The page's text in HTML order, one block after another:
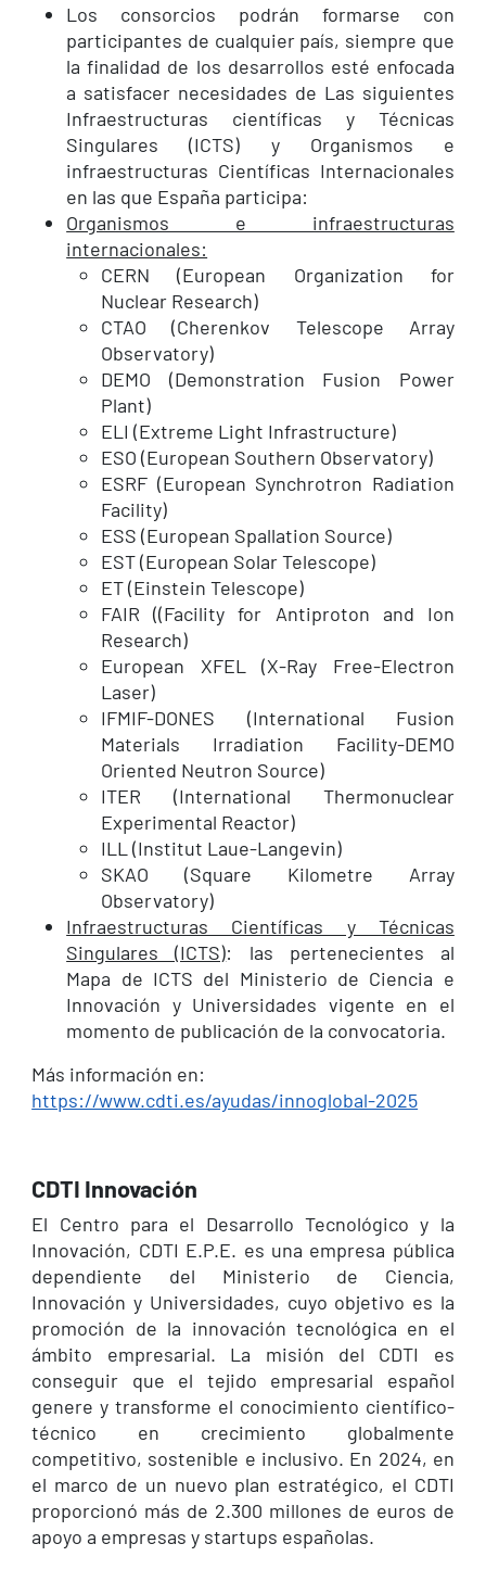
Los consorcios podrán formarse con
participantes de cualquier país, siempre que
la finalidad de los desarrollos esté enfocada
a satisfacer necesidades de Las siguientes
Infraestructuras científicas y Técnicas
Singulares (ICTS) y Organismos e
infraestructuras Científicas Internacionales
en las que España participa:
Organismos e infraestructuras
internacionales:
CERN (European Organization for
Nuclear Research)
CTAO (Cherenkov Telescope Array
Observatory)
DEMO (Demonstration Fusion Power
Plant)
ELI (Extreme Light Infrastructure)
ESO (European Southern Observatory)
ESRF (European Synchrotron Radiation
Facility)
ESS (European Spallation Source)
EST (European Solar Telescope)
ET (Einstein Telescope)
FAIR ((Facility for Antiproton and Ion
Research)
European XFEL (X-Ray Free-Electron
Laser)
IFMIF-DONES (International Fusion
Materials Irradiation Facility-DEMO
Oriented Neutron Source)
ITER (International Thermonuclear
Experimental Reactor)
ILL (Institut Laue-Langevin)
SKAO (Square Kilometre Array
Observatory)
Infraestructuras Científicas y Técnicas
Singulares (ICTS): las pertenecientes al
Mapa de ICTS del Ministerio de Ciencia e
Innovación y Universidades vigente en el
momento de publicación de la convocatoria.
Más información en:
https://www.cdti.es/ayudas/innoglobal-2025
CDTI Innovación
El Centro para el Desarrollo Tecnológico y la
Innovación, CDTI E.P.E. es una empresa pública
dependiente del Ministerio de Ciencia,
Innovación y Universidades, cuyo objetivo es la
promoción de la innovación tecnológica en el
ámbito empresarial. La misión del CDTI es
conseguir que el tejido empresarial español
genere y transforme el conocimiento científico-
técnico en crecimiento globalmente
competitivo, sostenible e inclusivo. En 2024, en
el marco de un nuevo plan estratégico, el CDTI
proporcionó más de 2.300 millones de euros de
apoyo a empresas y startups españolas.